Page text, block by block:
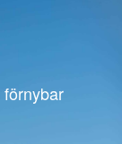
förnybar